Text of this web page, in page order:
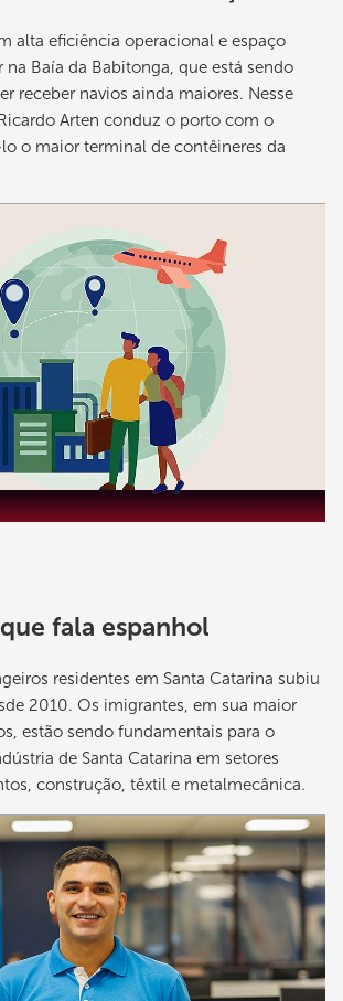
alta eficiência operacional e espaço
na Baía da Babitonga, que está sendo
receber navios ainda maiores. Nesse
Arten conduz o porto com o
o maior terminal de contêineres da
fala espanhol
residentes em Santa Catarina subiu
2010. Os imigrantes, em sua maior
estão sendo fundamentais para o
de Santa Catarina em setores
construção, têxtil e metalmecânica.